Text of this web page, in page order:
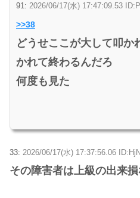
91: 2026/06/17(水) 17:47:09.53
>>38
どうせここが大して叩か
かれて終わるんだろ
何度も見た
33: 2026/06/17(水) 17:37:56.06
その障害者は上級の出来